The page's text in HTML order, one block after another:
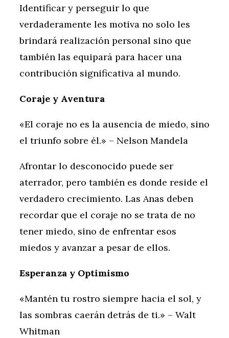
Identificar y perseguir lo que
verdaderamente les motiva no solo les
brindará realización personal sino que
también las equipará para hacer una
contribución significativa al mundo.
Coraje y Aventura
«El coraje no es la ausencia de miedo, sino
el triunfo sobre él.» – Nelson Mandela
Afrontar lo desconocido puede ser
aterrador, pero también es donde reside el
verdadero crecimiento. Las Anas deben
recordar que el coraje no se trata de no
tener miedo, sino de enfrentar esos
miedos y avanzar a pesar de ellos.
Esperanza y Optimismo
«Mantén tu rostro siempre hacia el sol, y
las sombras caerán detrás de ti.» – Walt
Whitman